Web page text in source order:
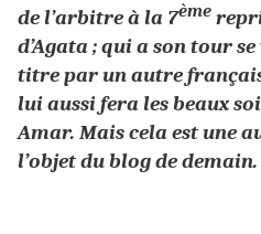
de l’arbitre à la 7ème
d’Agata ; qui a son tour
titre par un autre
lui aussi fera les beaux
Amar. Mais cela est une
l’objet du blog de demain.